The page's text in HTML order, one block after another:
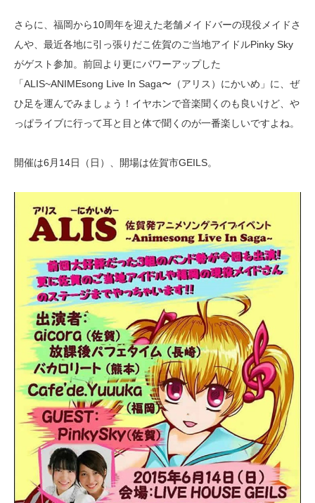
さらに、福岡から10周年を迎えた老舗メイドバーの現役メイドさ
んや、最近各地に引っ張りだこ佐賀のご当地アイドルPinky Sky
がゲスト参加。前回より更にパワーアップした
「ALIS~ANIMEsong Live In Saga〜（アリス）にかいめ」に、ぜ
ひ足を運んでみましょう！イヤホンで音楽聞くのも良いけど、や
っぱライブに行って耳と目と体で聞くのが一番楽しいですよね。
開催は6月14日（日）、開場は佐賀市GEILS。